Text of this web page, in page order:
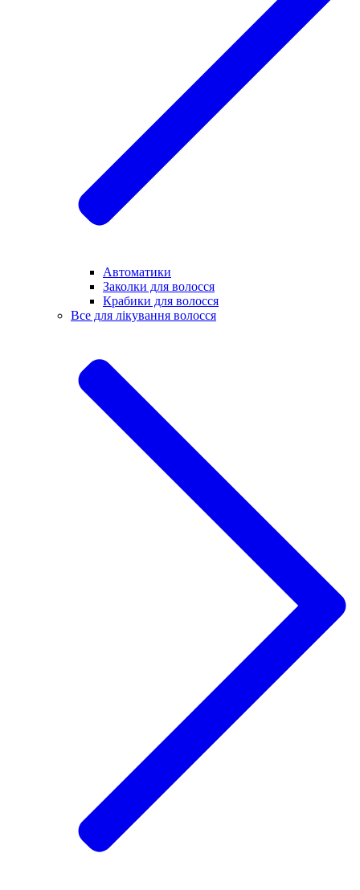
Автоматики
Заколки для волосся
Крабики для волосся
Все для лікування волосся